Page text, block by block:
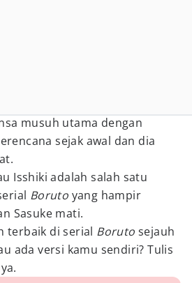
musuh utama dengan
sejak awal dan dia
Isshiki adalah salah satu
Boruto yang hampir
Sasuke mati.
terbaik di serial Borutosejauh
ada versi kamu sendiri? Tulis